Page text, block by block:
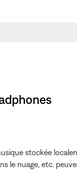
stockée
le nuage, etc.